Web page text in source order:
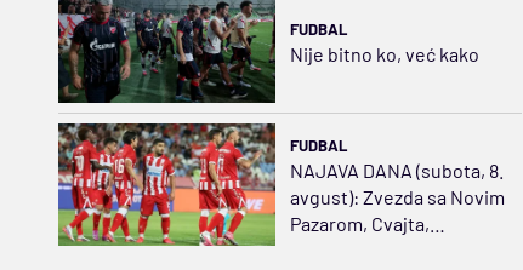
FUDBAL
Nije bitno ko, već kako
FUDBAL
NAJAVA DANA (subota, 8.
avgust): Zvezda sa Novim
Pazarom, Cvajta,